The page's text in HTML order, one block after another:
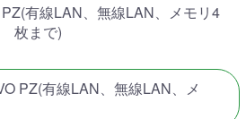
有線LAN、無線LAN、メモリ4
枚まで)
PZ(有線LAN、無線LAN、メ